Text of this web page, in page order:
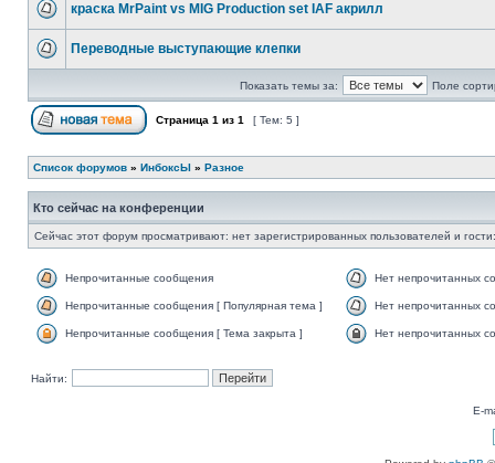
краска MrPaint vs MIG Production set IAF акрилл
Переводные выступающие клепки
Показать темы за: Поле
Страница 1 из 1 [ Тем: 5 ]
Список форумов » ИнбоксЫ » Разное
Кто сейчас на конференции
Сейчас этот форум просматривают: нет зарегистрированных пользователей и
Непрочитанные сообщения Нет непрочитанных
Непрочитанные сообщения [ Популярная тема ] Нет непрочитанных
Непрочитанные сообщения [ Тема закрыта ] Нет непрочитанных
Найти:
E-